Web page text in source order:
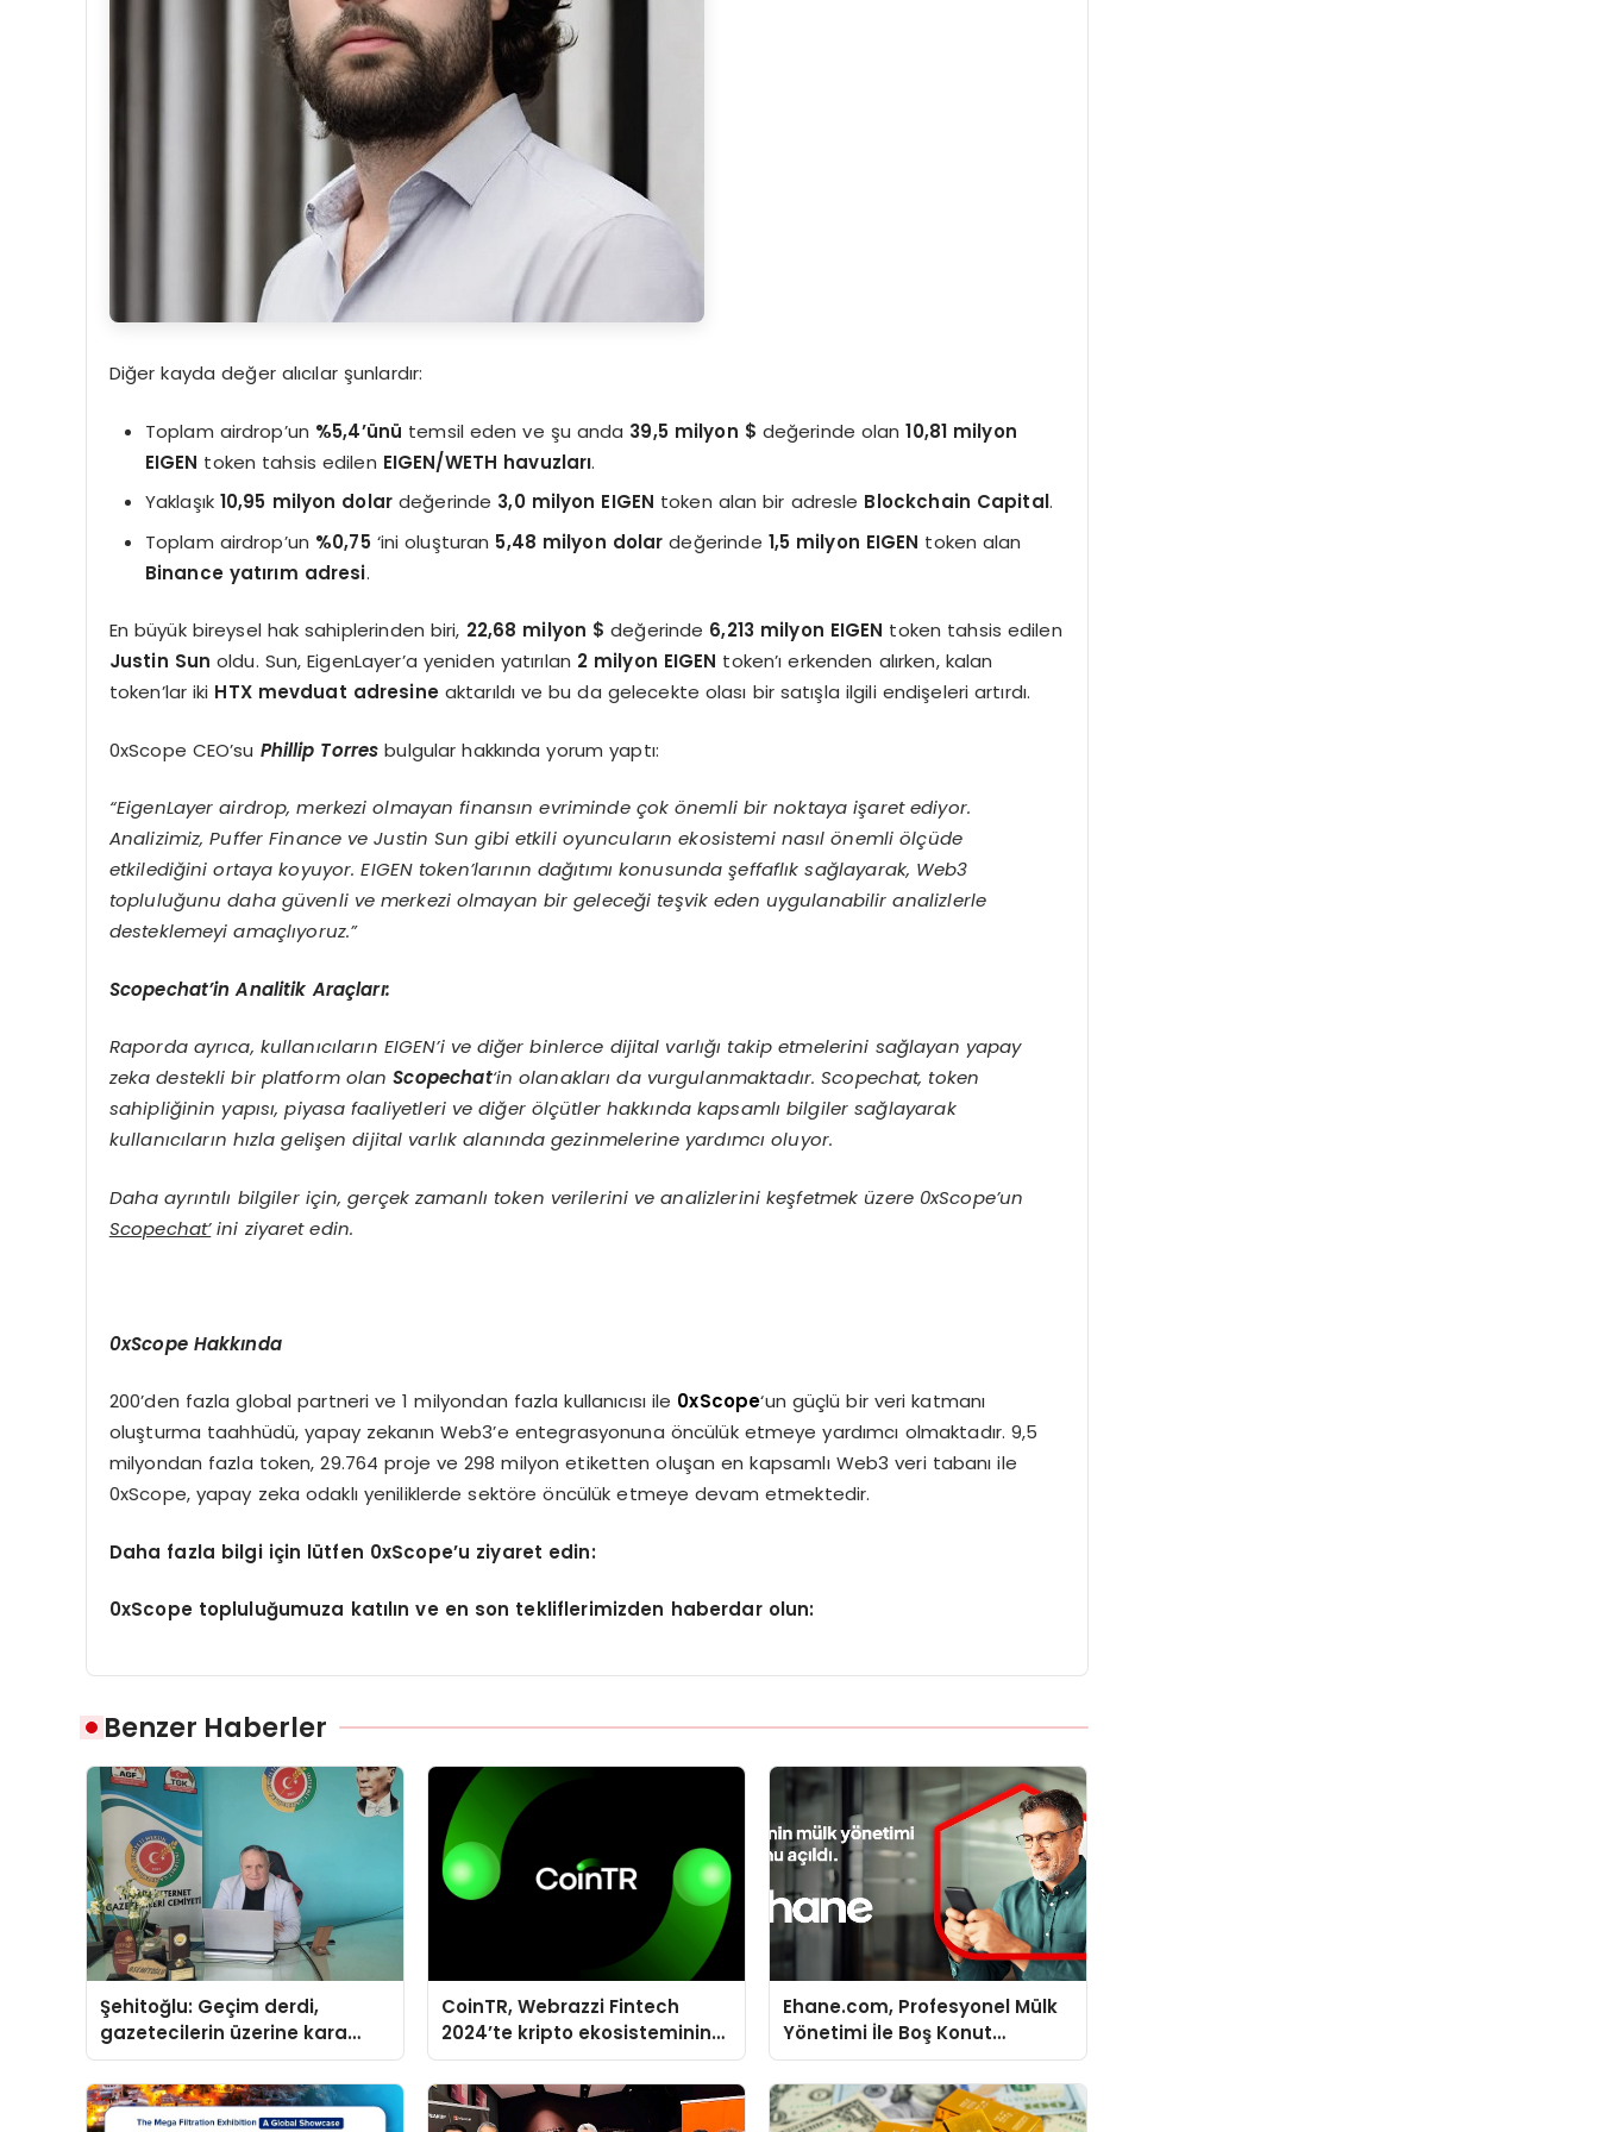
Diğer kayda değer alıcılar şunlardır:
Toplam airdrop’un %5,4’ünü temsil eden ve şu anda 39,5 milyon $ değerinde olan10,81 milyon
EIGEN token tahsis edilen EIGEN/WETH havuzları.
Yaklaşık 10,95 milyon dolar değerinde 3,0 milyon EIGEN token alan bir adresle Blockchain Capital.
Toplam airdrop’un %0,75 ‘ini oluşturan 5,48 milyon dolar değerinde 1,5 milyon EIGEN token alan
Binance yatırım adresi.
En büyük bireysel hak sahiplerinden biri, 22,68 milyon $ değerinde 6,213 milyon EIGEN token tahsis edilen
Justin Sun oldu. Sun, EigenLayer’a yeniden yatırılan 2 milyon EIGEN token’ı erkenden alırken, kalan
token’lar iki HTX mevduat adresineaktarıldı ve bu da gelecekte olası bir satışla ilgili endişeleri artırdı.
0xScope CEO’su Phillip Torres bulgular hakkında yorum yaptı:
“EigenLayer airdrop, merkezi olmayan finansın evriminde çok önemli bir noktaya işaret ediyor.
Analizimiz, Puffer Finance ve Justin Sun gibi etkili oyuncuların ekosistemi nasıl önemli ölçüde
etkilediğini ortaya koyuyor. EIGEN token’larının dağıtımı konusunda şeffaflık sağlayarak, Web3
topluluğunu daha güvenli ve merkezi olmayan bir geleceği teşvik eden uygulanabilir analizlerle
desteklemeyi amaçlıyoruz.”
Scopechat’in Analitik Araçları:
Raporda ayrıca, kullanıcıların EIGEN’i ve diğer binlerce dijital varlığı takip etmelerini sağlayan yapay
zeka destekli bir platform olanScopechat‘in olanakları da vurgulanmaktadır. Scopechat, token
sahipliğinin yapısı, piyasa faaliyetleri ve diğer ölçütler hakkında kapsamlı bilgiler sağlayarak
kullanıcıların hızla gelişen dijital varlık alanında gezinmelerine yardımcı oluyor.
Daha ayrıntılı bilgiler için, gerçek zamanlı token verilerini ve analizlerini keşfetmek üzere 0xScope’un
Scopechat’ini ziyaret edin.
0xScope Hakkında
200’den fazla global partneri ve 1 milyondan fazla kullanıcısı ile 0xScope‘un güçlü bir veri katmanı
oluşturma taahhüdü, yapay zekanın Web3’e entegrasyonuna öncülük etmeye yardımcı olmaktadır. 9,5
milyondan fazla token, 29.764 proje ve 298 milyon etiketten oluşan en kapsamlı Web3 veri tabanı ile
0xScope, yapay zeka odaklı yeniliklerde sektöre öncülük etmeye devam etmektedir.
Daha fazla bilgi için lütfen 0xScope’u ziyaret edin:
0xScope topluluğumuza katılın ve en son tekliflerimizden haberdar olun:
Benzer Haberler
Şehitoğlu: Geçim derdi,
gazetecilerin üzerine kara
basan gibi çökmüştür!
CoinTR, Webrazzi Fintech
2024’te kripto ekosisteminin
tanınan isimlerini ağırlayacak
Ehane.com, Profesyonel Mülk
Yönetimi İle Boş Konut
Stokunu Eritecek